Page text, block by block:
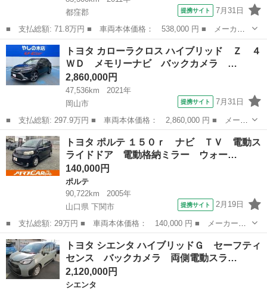
都窪郡
提携サイト 7月31日
■ 支払総額: 71.8万円 ■ 車両本体価格： 538,000 円 ■ メーカー
名： トヨタ ■ 車種名： プリウス ■ グレード名： Ｓ 純正Ｓ
Ｄナビ バックカメラ 禁煙車 スマートキー ＬＥＤヘッド ＥＴ
Ｃ 純正１５...
岡山 都窪郡 プリウス
トヨタ カローラクロス ハイブリッド Ｚ ４
ＷＤ メモリーナビ バックカメラ …
2,860,000円
47,536km
2021年
岡山市
提携サイト 7月31日
■ 支払総額: 297.9万円 ■ 車両本体価格： 2,860,000 円 ■ メーカ
ー名： トヨタ ■ 車種名： カローラクロス ■ グレード名： ハ
イブリッド Ｚ ４ＷＤ メモリーナビ バックカメラ 衝突被害軽
減システ...
岡山 岡山市 トヨタ
トヨタ ポルテ １５０ｒ ナビ ＴＶ 電動ス
ライドドア 電動格納ミラー ウォー…
140,000円
ポルテ
90,722km
2005年
山口県 下関市
提携サイト 2月19日
■ 支払総額: 29万円 ■ 車両本体価格： 140,000 円 ■ メーカー
名： トヨタ ■ 車種名： ポルテ ■ グレード名： １５０ｒ ナ
ビ ＴＶ 電動スライドドア 電動格納ミラー ウォークスルー Ａ
Ｔ ＣＤ ＤＶＤ...
山口 下関市 ポルテ
トヨタ シエンタ ハイブリッドＧ セーフティ
センス バックカメラ 両側電動スラ…
2,120,000円
シエンタ